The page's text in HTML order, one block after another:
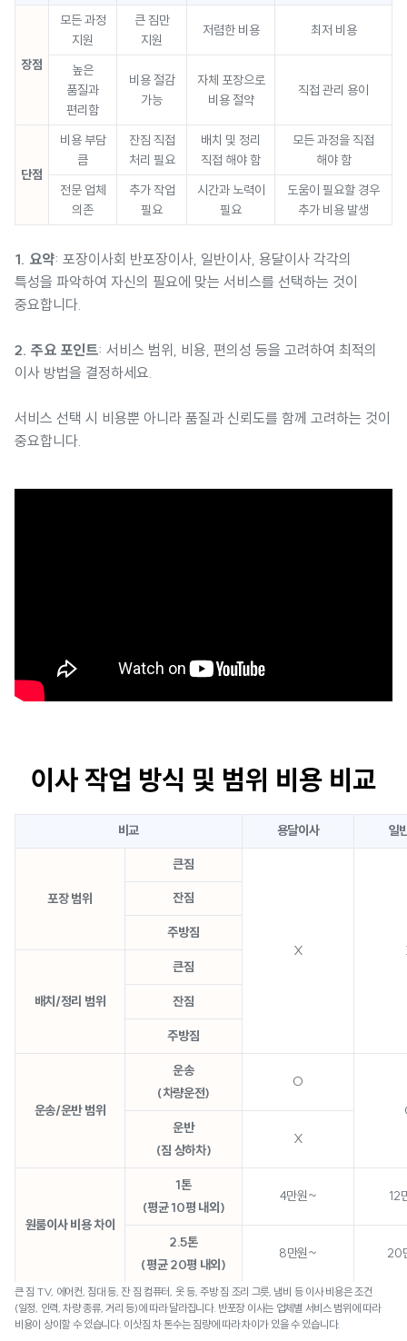
장점
모든 과정
지원
큰 짐만
지원
저렴한 비용 최저 비용
높은
품질과
편리함
비용 절감
가능
자체 포장으로
비용 절약
직접 관리 용이
단점
비용 부담
큼
잔짐 직접
처리 필요
배치 및 정리
직접 해야 함
모든 과정을 직접
해야 함
전문 업체
의존
추가 작업
필요
시간과 노력이
필요
도움이 필요할 경우
추가 비용 발생
1. 요약: 포장이사회 반포장이사, 일반이사, 용달이사 각각의
특성을 파악하여 자신의 필요에 맞는 서비스를 선택하는 것이
중요합니다.
2. 주요 포인트: 서비스 범위, 비용, 편의성 등을 고려하여 최적의
이사 방법을 결정하세요.
서비스 선택 시 비용뿐 아니라 품질과 신뢰도를 함께 고려하는 것이
중요합니다.
이사 작업 방식 및 범위 비용 비교
비교 용달이사 일
포장 범위
큰짐
X
잔짐
주방짐
배치/정리 범위
큰짐
잔짐
주방짐
운송/운반 범위
운송
(차량운전)
O
운반
(짐 상하차)
X
원룸이사 비용 차이
1톤
(평균 10평 내외)
4만원~ 12
2.5톤
(평균 20평 내외)
8만원~ 20
큰 짐 TV, 에어컨, 침대 등, 잔 짐 컴퓨터, 옷 등, 주방 짐 조리 그릇, 냄비 등 이사 비용은 조건
(일정, 인력, 차량 종류, 거리 등)에 따라 달라집니다. 반포장 이사는 업체별 서비스 범위에 따라
비용이 상이할 수 있습니다. 이삿짐 차 톤수는 짐량에 따라 차이가 있을 수 있습니다.